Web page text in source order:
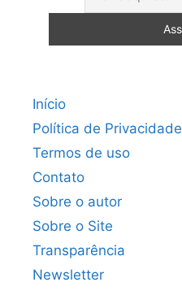
Início
Política de Privacidade
Termos de uso
Contato
Sobre o autor
Sobre o Site
Transparência
Newsletter